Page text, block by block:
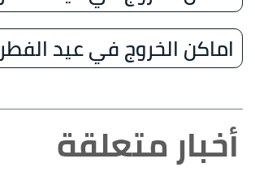
اماكن الخروج في عيد الفطر
أخبار متعلقة